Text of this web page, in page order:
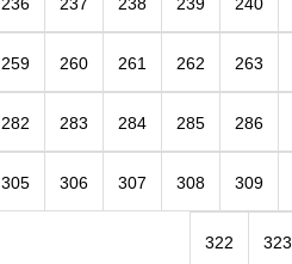
259 260 261 262 263
282 283 284 285 286
305 306 307 308 309
322 323